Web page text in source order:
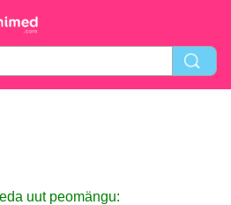
uut peomängu: